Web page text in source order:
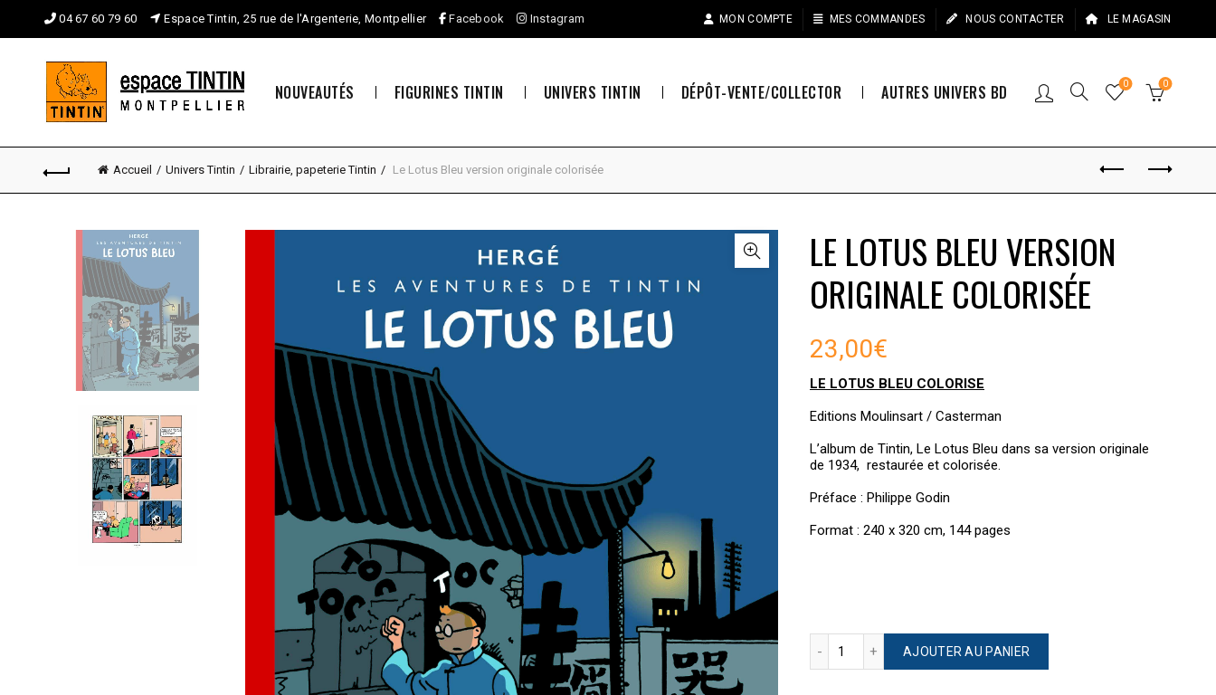
04 67 60 79 60 Espace Tintin, 25 rue de l'Argenterie, Montpellier Facebook Instagram MON COMPTE MES COMMANDES NOUS CONTACTER LE MAGASIN
NOUVEAUTÉS FIGURINES TINTIN UNIVERS TINTIN DÉPÔT-VENTE/COLLECTOR AUTRES UNIVERS BD 0 0
Accueil Univers Tintin Librairie, papeterie Tintin Le Lotus Bleu version originale colorisée
LE LOTUS BLEU VERSION
ORIGINALE COLORISÉE
23,00€
LE LOTUS BLEU COLORISE
Editions Moulinsart / Casterman
L’album de Tintin, Le Lotus Bleu dans sa version originale
de 1934, restaurée et colorisée.
Préface : Philippe Godin
Format : 240 x 320 cm, 144 pages
AJOUTER AU PANIER